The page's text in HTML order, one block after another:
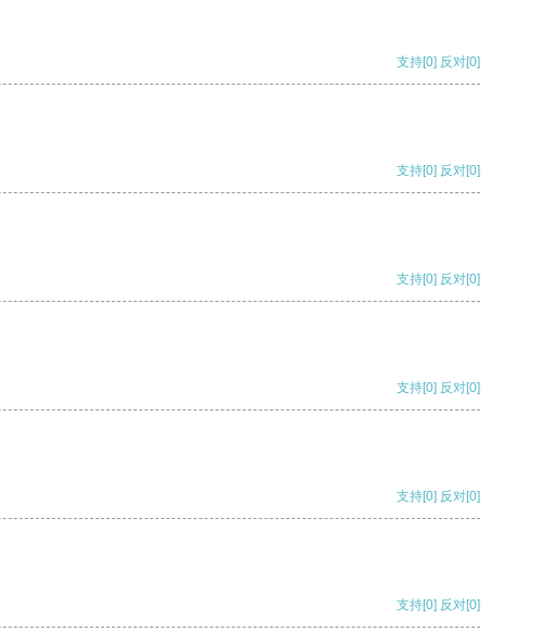
支持[0] 反对[0]
支持[0] 反对[0]
支持[0] 反对[0]
支持[0] 反对[0]
支持[0] 反对[0]
支持[0] 反对[0]